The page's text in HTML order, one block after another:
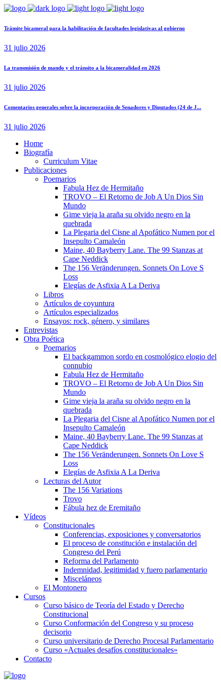
Trámite bicameral para la habilitación de facultades legislativas al gobierno
31 julio 2026
La transmisión de mando y el tránsito a la bicameralidad en 2026
31 julio 2026
Comentarios generales sobre la incorporación de Senadores y Diputados (24 de J...
31 julio 2026
Home
Biografía
Curriculum Vitae​
Publicaciones
Poemarios
Fabula Hez de Hermitaño
TROVO – El Retorno de Job A Un Dios Sin
Mundo
Gime vieja la araña su olvido negro en la
quebrada
La Plegaria del Cisne al Apofático Numen por el
Insepulto Camaleón
Maine, 40 Bayberry Lane. The 99 Stanzas at
Cape Neddick
The 156 Veränderungen. Sonnets On Love S
Loss
Elegías de Asfixia A La Deriva
Libros
Artículos de coyuntura
Artículos especializados
Ensayos: rock, género, y similares
Entrevistas
Obra Poética
Poemarios
El backgammon sordo en cosmológico elogio del
connubio
Fabula Hez de Hermitaño
TROVO – El Retorno de Job A Un Dios Sin
Mundo
Gime vieja la araña su olvido negro en la
quebrada
La Plegaria del Cisne al Apofático Numen por el
Insepulto Camaleón
Maine, 40 Bayberry Lane. The 99 Stanzas at
Cape Neddick
The 156 Veränderungen. Sonnets On Love S
Loss
Elegías de Asfixia A La Deriva
Lecturas del Autor
The 156 Variations
Trovo
Fábula hez de Eremitaño
Vídeos
Constitucionales
Conferencias, exposiciones y conversatorios
El proceso de constitución e instalación del
Congreso del Perú
Reforma del Parlamento
Indemnidad, legitimidad y fuero parlamentario
Misceláneos
El Montonero
Cursos
Curso básico de Teoría del Estado y Derecho
Constitucional
Curso Conformación del Congreso y su proceso
decisorio
Curso universitario de Derecho Procesal Parlamentario
Curso «Actuales desafíos constitucionales»
Contacto